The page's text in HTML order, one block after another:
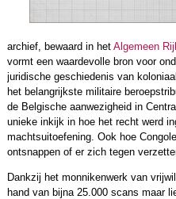
archief, bewaard in het Algemeen
vormt een waardevolle bron voor
juridische geschiedenis van
het belangrijkste militaire
de Belgische aanwezigheid in
unieke inkijk in hoe het recht werd
machtsuitoefening. Ook hoe
ontsnappen of er zich tegen
Dankzij het monnikenwerk van
hand van bijna 25.000 scans maar